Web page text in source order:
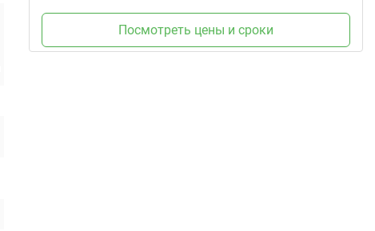
Посмотреть цены и сроки